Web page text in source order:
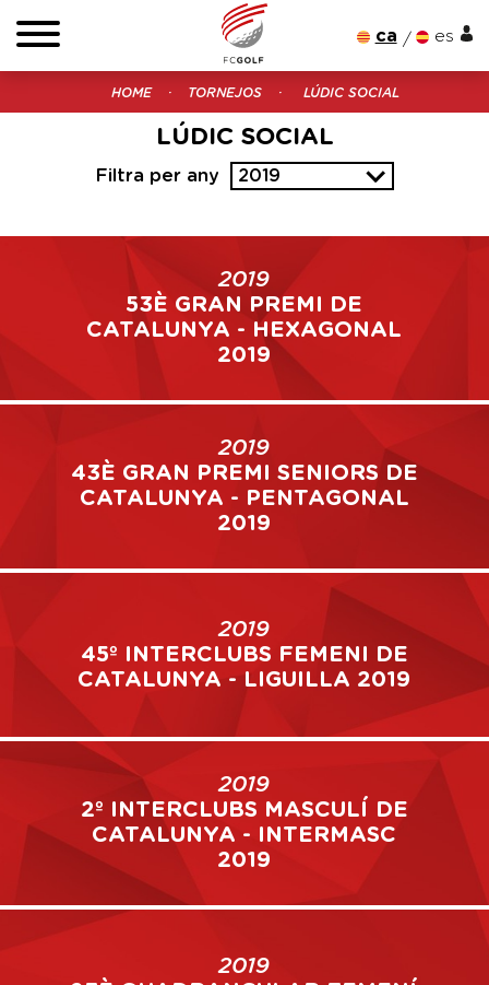
ca es
HOME TORNEJOS LÚDIC SOCIAL
LÚDIC SOCIAL
Filtra per any 2019
2019
53È GRAN PREMI DE
CATALUNYA - HEXAGONAL
2019
2019
43È GRAN PREMI SENIORS DE
CATALUNYA - PENTAGONAL
2019
2019
45º INTERCLUBS FEMENI DE
CATALUNYA - LIGUILLA 2019
2019
2º INTERCLUBS MASCULÍ DE
CATALUNYA - INTERMASC
2019
2019